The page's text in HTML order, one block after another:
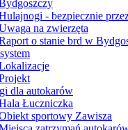
- bezpiecznie
na zwierzęta
o stanie brd w
dla autokarów
Łuczniczka
sportowy Zawisza